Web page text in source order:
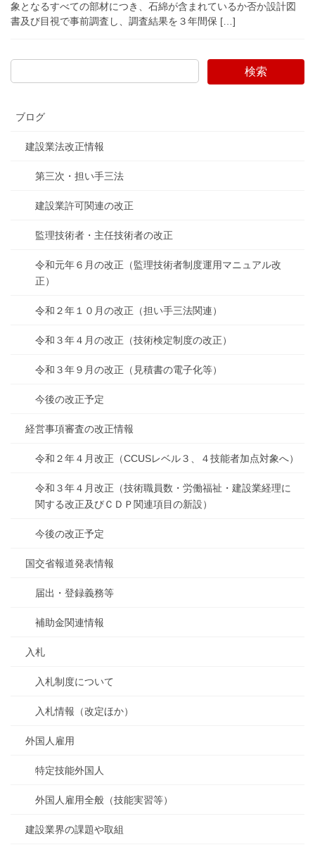
象となるすべての部材につき、石綿が含まれているか否か設計図
書及び目視で事前調査し、調査結果を３年間保 […]
検索
ブログ
建設業法改正情報
第三次・担い手三法
建設業許可関連の改正
監理技術者・主任技術者の改正
令和元年６月の改正（監理技術者制度運用マニュアル改
正）
令和２年１０月の改正（担い手三法関連）
令和３年４月の改正（技術検定制度の改正）
令和３年９月の改正（見積書の電子化等）
今後の改正予定
経営事項審査の改正情報
令和２年４月改正（CCUSレベル３、４技能者加点対象へ）
令和３年４月改正（技術職員数・労働福祉・建設業経理に
関する改正及びＣＤＰ関連項目の新設）
今後の改正予定
国交省報道発表情報
届出・登録義務等
補助金関連情報
入札
入札制度について
入札情報（改定ほか）
外国人雇用
特定技能外国人
外国人雇用全般（技能実習等）
建設業界の課題や取組